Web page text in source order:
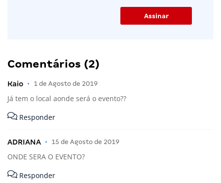
Comentários (2)
Kaio • 1 de Agosto de 2019
Já tem o local aonde será o evento??
Responder
ADRIANA • 15 de Agosto de 2019
ONDE SERA O EVENTO?
Responder